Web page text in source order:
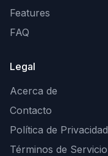
Features
FAQ
Legal
Acerca de
Contacto
Política de Privacidad
Términos de Servicio